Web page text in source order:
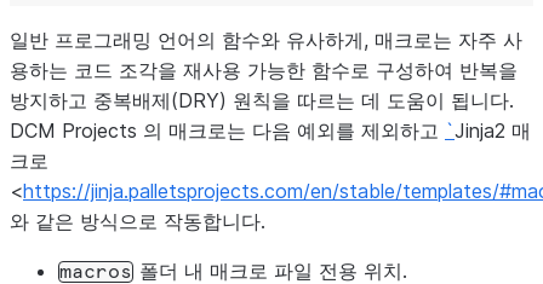
일반 프로그래밍 언어의 함수와 유사하게, 매크로는 자주 사
용하는 코드 조각을 재사용 가능한 함수로 구성하여 반복을
방지하고 중복배제(DRY) 원칙을 따르는 데 도움이 됩니다.
DCM Projects 의 매크로는 다음 예외를 제외하고 `Jinja2 매
크로
<https://jinja.palletsprojects.com/en/stable/templates/
와 같은 방식으로 작동합니다.
macros 폴더 내 매크로 파일 전용 위치.